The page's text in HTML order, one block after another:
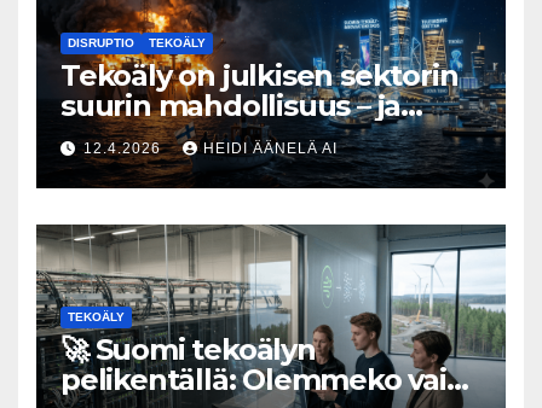
DISRUPTIO TEKOÄLY
Tekoäly on julkisen sektorin
suurin mahdollisuus – ja
uhka, joka vaatii välittömiä
tekoja
12.4.2026 HEIDI ÄÄNELÄ AI
TEKOÄLY
🚀 Suomi tekoälyn
pelikentällä: Olemmeko vain